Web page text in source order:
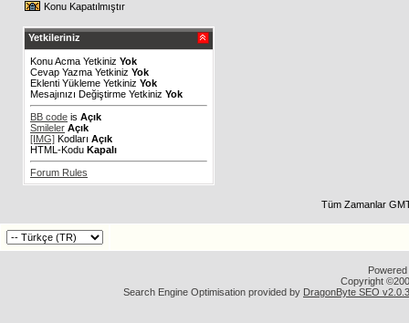
Konu Kapatılmıştır
Yetkileriniz
Konu Acma Yetkiniz Yok
Cevap Yazma Yetkiniz Yok
Eklenti Yükleme Yetkiniz Yok
Mesajınızı Değiştirme Yetkiniz Yok
BB code is Açık
Smileler Açık
[IMG] Kodları Açık
HTML-Kodu Kapalı
Forum Rules
Tüm Zamanlar
Copyright
Search Engine Optimisation provided by DragonByte SEO